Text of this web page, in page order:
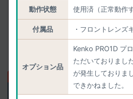
動作状態 使用済（正常動作
付属品 ・フロントレンズ
オプション品
Kenko PRO1D プ
ただいておりまし
が発生しておりま
できかねました。
宅配買取 店
自宅にいながら買取が
買取代金のお支払いもお
正確な査定価格を匿名